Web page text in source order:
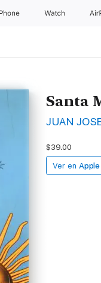
Watch
Santa
JUAN
$39.00
Ver en